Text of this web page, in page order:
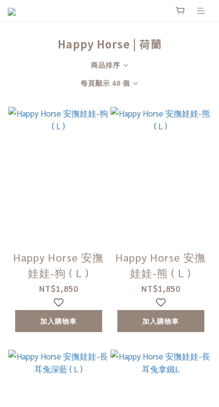
Happy Horse | 荷蘭
商品排序
每頁顯示 48 個
Happy Horse 安撫
娃娃-狗 ( L )
NT$1,850
加入購物車
Happy Horse 安撫
娃娃-熊 ( L )
NT$1,850
加入購物車